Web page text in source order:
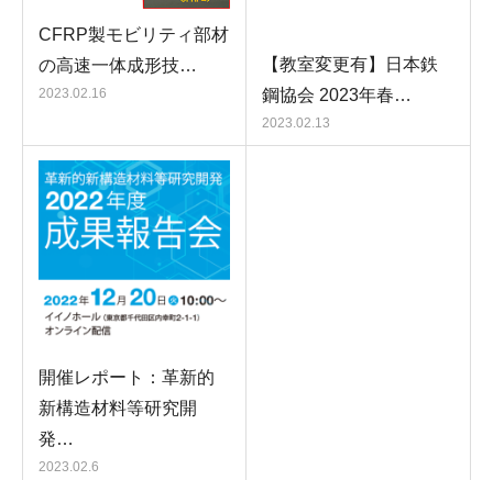
CFRP製モビリティ部材
の高速一体成形技…
2023.02.16
【教室変更有】日本鉄
鋼協会 2023年春…
2023.02.13
開催レポート：革新的
新構造材料等研究開
発…
2023.02.6